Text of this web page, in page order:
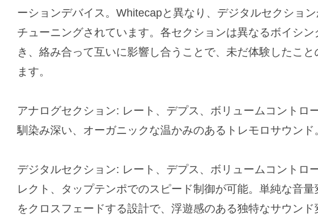
ーションデバイス。Whitecapと異なり、デジタルセクショ
チューニングされています。各セクションは異なるボイシ
き、絡み合って互いに影響し合うことで、未だ体験したこ
ます。
アナログセクション: レート、デプス、ボリュームコントロ
馴染み深い、オーガニックな温かみのあるトレモロサウンド
デジタルセクション: レート、デプス、ボリュームコントロ
レクト、タップテンポでのスピード制御が可能。単純な音
をクロスフェードする設計で、浮遊感のある独特なサウンド